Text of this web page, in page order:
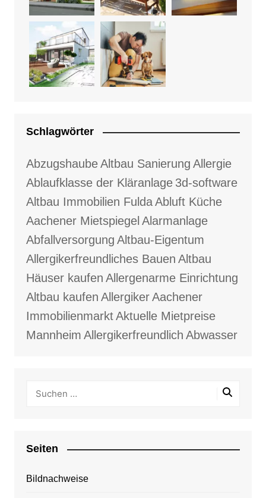
Schlagwörter
AbzugshaubeAltbau Sanierung Allergie
Ablaufklasse der Kläranlage 3d-software
Altbau Immobilien FuldaAbluft Küche
Aachener Mietspiegel Alarmanlage
Abfallversorgung Altbau-Eigentum
Allergikerfreundliches Bauen Altbau
Häuser kaufen Allergenarme Einrichtung
Altbau kaufen AllergikerAachener
ImmobilienmarktAktuelle Mietpreise
Mannheim Allergikerfreundlich Abwasser
Seiten
Bildnachweise